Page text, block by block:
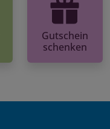
Gutschein
schenken